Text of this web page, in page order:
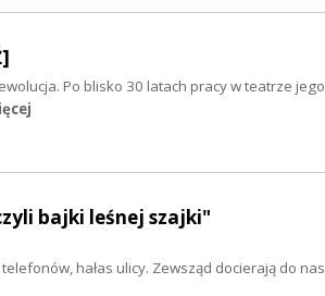
Po blisko 30 latach pracy w teatrze jego
bajki leśnej szajki"
hałas ulicy. Zewsząd docierają do nas